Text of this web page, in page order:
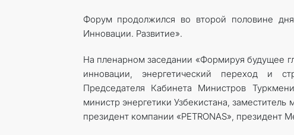
Форум продолжился во второй половине
Инновации. Развитие».
На пленарном заседании «Формируя будущее
инновации, энергетический переход и
Председателя Кабинета Министров
министр энергетики Узбекистана,
президент компании «PETRONAS», президент